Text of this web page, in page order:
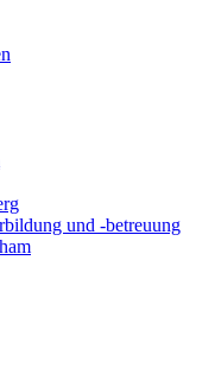
und -betreuung